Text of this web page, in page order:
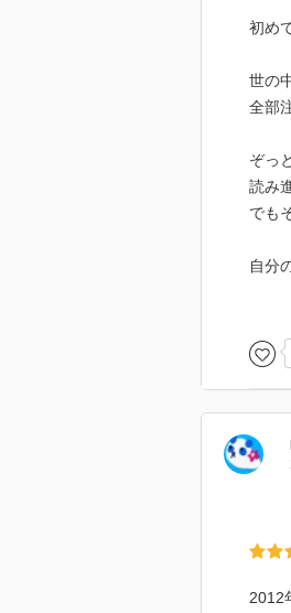
初め
世の
全部
ぞっ
読み
でも
自分
こう
でも
これ
あと
2012